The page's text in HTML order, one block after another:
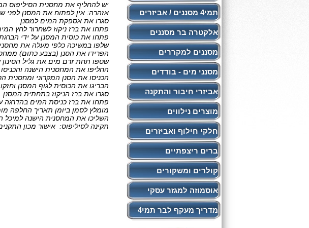
תמי4 מסננים / אביזרים
אלקטרה בר מסננים
מסננים למקררים
מסנני מים - בודדים
אביזרי חיבור והתקנה
מוצרים נילווים
חלקי חילוף ואביזרים
ברים ריצפתיים
קולרים ומשקורים
אוסמוזה למגזר עסקי
מדריך מעקף לבר תמי4
יש להחליף את מחסנית הסיליפוס
אזהרה: אין לפתוח את המסנן לפני
סגרו את אספקת המים למסנן
פתחו את ברז ניקוז לשחרור לחץ
פתחו את כוסית המסנן על ידי
שלפו במשיכה כלפי מעלה את
הפרידו את הסנן (בצבע כתום)
שטפו תחת זרם מים את גליל הסינון
החליפו את המחסנית הישנה
הכניסו את הסנן המקרוני ומחסנית
הבריגו את הכוסית לגוף המסנן
סגרו את ברז הניקוז בתחתית המסנן
פתחו את ברז כניסת המים בהדרגה
מומלץ לסמן ביומן תאריך החלפה
השליכו את המחסנית הישנה למיכל
תקינה לסיליפוס: אישור מכון התקנים –